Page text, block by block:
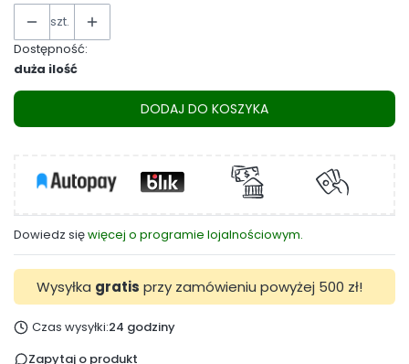
szt.
Dostępność:
duża ilość
DODAJ DO KOSZYKA
Dowiedz sięwięcej o programie lojalnościowym.
Wysyłka gratis przy zamówieniu powyżej 500 zł!
Czas wysyłki:24 godziny
Zapytaj o produkt